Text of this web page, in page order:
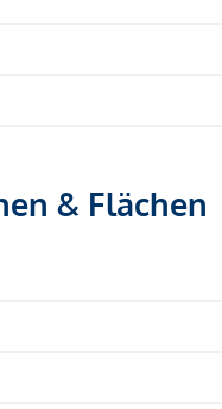
& Flächen